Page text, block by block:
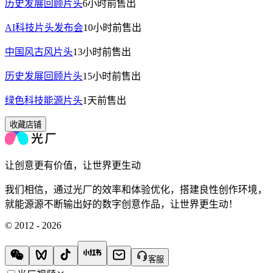
历史发展回顾片头6小时前售出
AI科技片头发布会10小时前售出
中国风古风片头13小时前售出
历史发展回顾片头15小时前售出
绿色科技能源片头1天前售出
收藏店铺
让创意更有价值，让世界更生动
我们相信，通过光厂的效率和体验优化，搭建良性创作环境，
就能源源不断输出好的数字创意作品，让世界更生动！
© 2012 - 2026
客服